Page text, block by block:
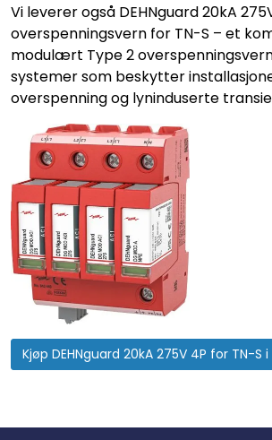
Vi leverer også DEHNguard 20kA
overspenningsvern for TN-S – et
modulært Type 2
systemer som beskytter
overspenning og lyninduserte
Kjøp DEHNguard 20kA 275V 4P for TN-